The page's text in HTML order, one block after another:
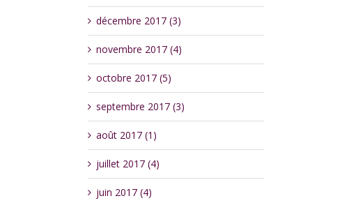
décembre 2017 (3)
novembre 2017 (4)
octobre 2017 (5)
septembre 2017 (3)
août 2017 (1)
juillet 2017 (4)
juin 2017 (4)